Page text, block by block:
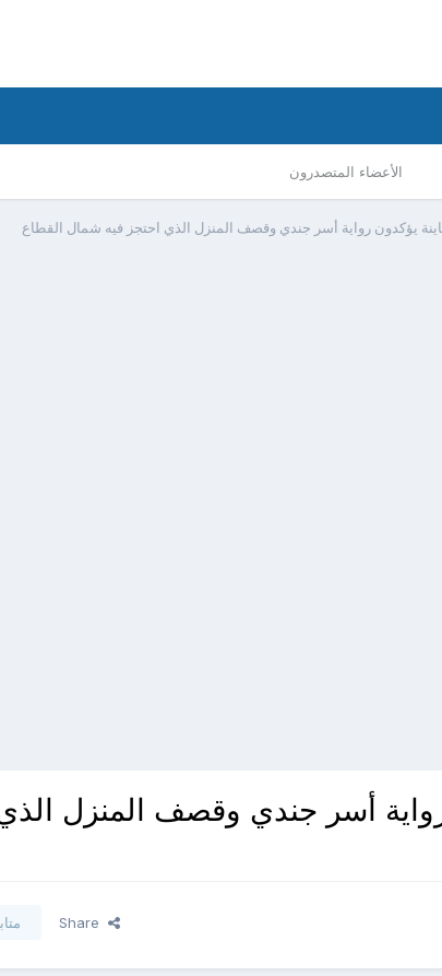
الأعضاء المتصدرون
يؤكدون رواية أسر جندي وقصف المنزل الذي احتجز فيه شمال القطاع
أسر جندي وقصف المنزل
Share